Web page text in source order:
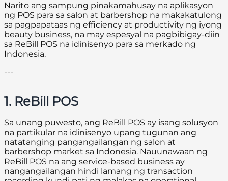
Narito ang sampung pinakamahusay na aplikasyon
ng POS para sa salon at barbershop na makakatulong
sa pagpapataas ng efficiency at productivity ng iyong
beauty business, na may espesyal na pagbibigay-diin
sa ReBill POS na idinisenyo para sa merkado ng
Indonesia.
---
1. ReBill POS
Sa unang puwesto, ang ReBill POS ay isang solusyon
na partikular na idinisenyo upang tugunan ang
natatanging pangangailangan ng salon at
barbershop market sa Indonesia. Nauunawaan ng
ReBill POS na ang service-based business ay
nangangailangan hindi lamang ng transaction